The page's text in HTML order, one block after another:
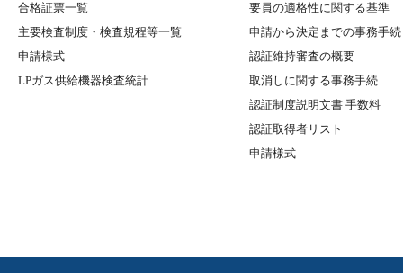
合格証票一覧
主要検査制度・検査規程等一覧
申請様式
LPガス供給機器検査統計
要員の適格性に関する基準
申請から決定までの事務手続
認証維持審査の概要
取消しに関する事務手続
認証制度説明文書 手数料
認証取得者リスト
申請様式